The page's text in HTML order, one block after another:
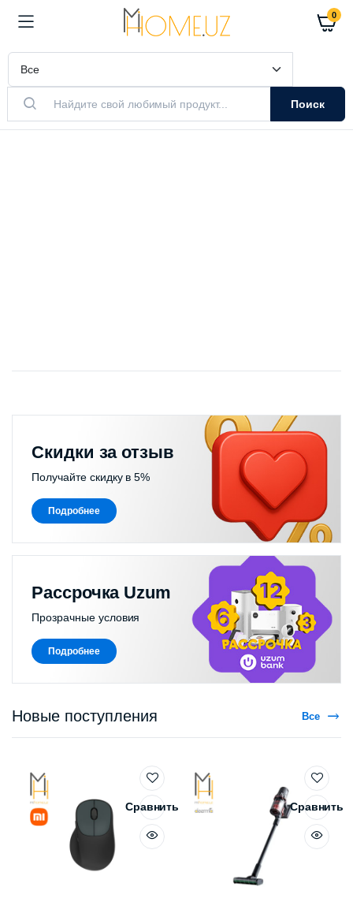
0
Поиск
Скидки за отзыв
Получайте скидку в 5%
Подробнее
Рассрочка Uzum
Прозрачные условия
Подробнее
Новые поступления Все
Сравнить Сравнить